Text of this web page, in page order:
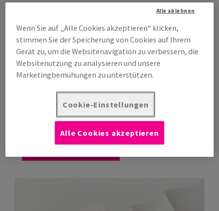
vom Hersteller Cordenons besticht durch seine weiche
umweltbewusstes Image widerspiegeln, empfehlen wir
Ihnen das 100% Recyclingpapier Natural Green Evolution,
unser neuestes Mitglied der Premiumpapierfamilie.Für
Prints, die so lebendig sind, wie die Natur.
Jetzt bestellen
Zur Sortimentsübersicht
Wenn Sie auf „Alle Cookies akzeptieren“ klicken,
stimmen Sie der Speicherung von Cookies auf Ihrem
Gerät zu, um die Websitenavigation zu verbessern, die
Websitenutzung zu analysieren und unsere
Marketingbemühungen zu unterstützen.
Cookie-Einstellungen
Alle ablehnen
Alle Cookies akzeptieren